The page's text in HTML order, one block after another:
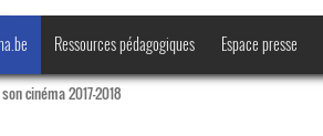
Ressources pédagogiques Espace presse
cinéma 2017-2018